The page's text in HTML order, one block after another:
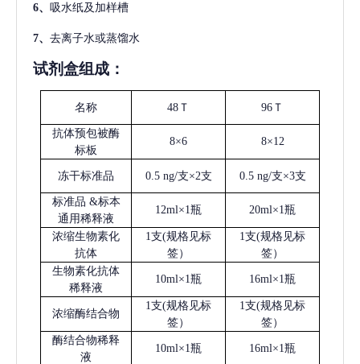
6、 吸水纸及加样槽
7、 去离子水或蒸馏水
试剂盒组成：
名称 48Ｔ 96Ｔ
抗体预包被酶
标板
8×6 8×12
冻干标准品 0.5 ng/支×2支 0.5 ng/支×3支
标准品 &标本
通用稀释液
12ml×1瓶 20ml×1瓶
浓缩生物素化
抗体
1支(规格见标
签）
1支(规格见标
签）
生物素化抗体
稀释液
10ml×1瓶 16ml×1瓶
浓缩酶结合物
1支(规格见标
签）
1支(规格见标
签）
酶结合物稀释
液
10ml×1瓶 16ml×1瓶